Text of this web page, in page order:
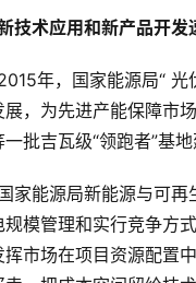
技术应用和新产品开发
年，国家能源局“
展，为先进产能保障市
一批吉瓦级“领跑者”基
规模管理和实行竞争方
挥市场在项目资源配置